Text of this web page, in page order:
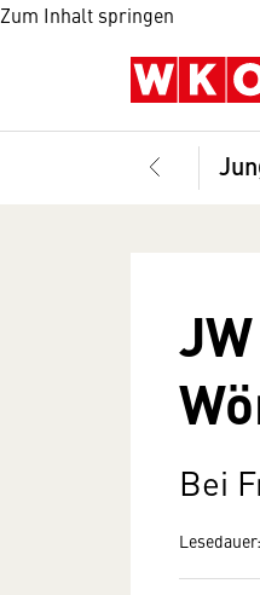
Zum Inhalt springen
Bei